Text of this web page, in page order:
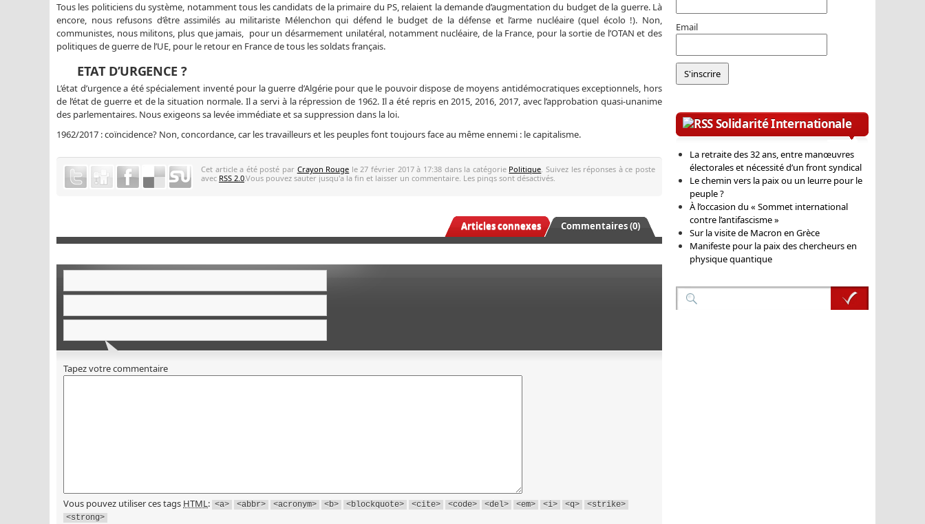
Tous les politiciens du système, notamment tous les candidats de la primaire du PS, relaient la demande d’augmentation du budget de la guerre. Là
encore, nous refusons d’être assimilés au militariste Mélenchon qui défend le budget de la défense et l’arme nucléaire (quel écolo !). Non,
communistes, nous militons, plus que jamais, pour un désarmement unilatéral, notamment nucléaire, de la France, pour la sortie de l’OTAN et des
politiques de guerre de l’UE, pour le retour en France de tous les soldats français.
ETAT D’URGENCE ?
L’état d’urgence a été spécialement inventé pour la guerre d’Algérie pour que le pouvoir dispose de moyens antidémocratiques exceptionnels, hors
de l’état de guerre et de la situation normale. Il a servi à la répression de 1962. Il a été repris en 2015, 2016, 2017, avec l’approbation quasi-unanime
des parlementaires. Nous exigeons sa levée immédiate et sa suppression dans la loi.
1962/2017 : coïncidence? Non, concordance, car les travailleurs et les peuples font toujours face au même ennemi : le capitalisme.
Cet article a été posté par Crayon Rouge le 27 février 2017 à 17:38 dans la catégorie Politique . Suivez les réponses à ce poste
avec RSS 2.0.Vous pouvez sauter jusqu'a la fin et laisser un commentaire. Les pings sont désactivés.
Commentaires (0)
Articles connexes
Tapez votre commentaire
Vous pouvez utiliser ces tags HTML: <a> <abbr> <acronym> <b> <blockquote> <cite> <code> <del> <em> <i> <q>
<strike>
<strong>
Email
Solidarité Internationale
La retraite des 32 ans, entre manœuvres
électorales et nécessité d’un front syndical
Le chemin vers la paix ou un leurre pour le
peuple ?
À l’occasion du « Sommet international
contre l’antifascisme »
Sur la visite de Macron en Grèce
Manifeste pour la paix des chercheurs en
physique quantique